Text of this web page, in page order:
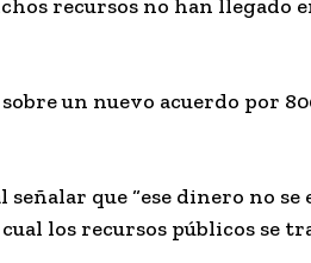
recursos no han
un nuevo acuerdo por
señalar que “ese dinero no
los recursos públicos se